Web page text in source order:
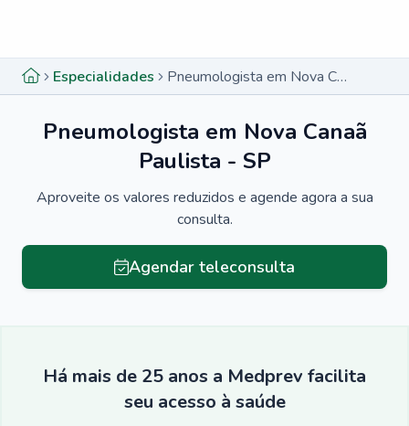
Especialidades Pneumologista em Nova Canaã Paulista - SP
Pneumologista em Nova Canaã
Paulista - SP
Aproveite os valores reduzidos e agende agora a sua
consulta.
Agendar teleconsulta
Há mais de 25 anos a Medprev facilita
seu acesso à saúde